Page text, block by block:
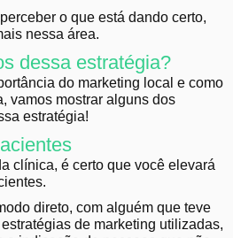
o que está dando certo,
nessa área.
dessa estratégia?
do marketing local e como
vamos mostrar alguns dos
estratégia!
clínica, é certo que você elevará
direto, com alguém que teve
de marketing utilizadas,